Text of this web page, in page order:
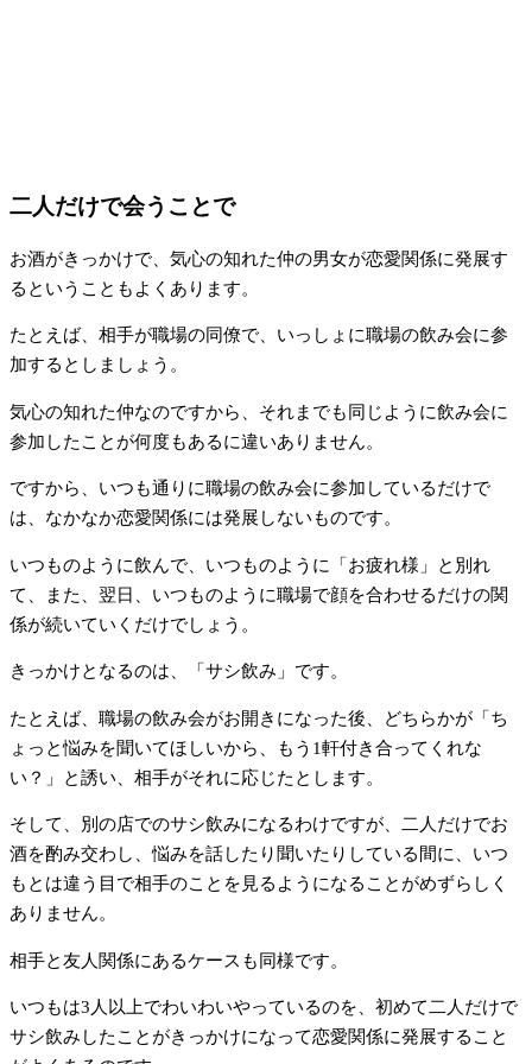
二人だけで会うことで
お酒がきっかけで、気心の知れた仲の男女が恋愛関係に発展す
るということもよくあります。
たとえば、相手が職場の同僚で、いっしょに職場の飲み会に参
加するとしましょう。
気心の知れた仲なのですから、それまでも同じように飲み会に
参加したことが何度もあるに違いありません。
ですから、いつも通りに職場の飲み会に参加しているだけで
は、なかなか恋愛関係には発展しないものです。
いつものように飲んで、いつものように「お疲れ様」と別れ
て、また、翌日、いつものように職場で顔を合わせるだけの関
係が続いていくだけでしょう。
きっかけとなるのは、「サシ飲み」です。
たとえば、職場の飲み会がお開きになった後、どちらかが「ち
ょっと悩みを聞いてほしいから、もう1軒付き合ってくれな
い？」と誘い、相手がそれに応じたとします。
そして、別の店でのサシ飲みになるわけですが、二人だけでお
酒を酌み交わし、悩みを話したり聞いたりしている間に、いつ
もとは違う目で相手のことを見るようになることがめずらしく
ありません。
相手と友人関係にあるケースも同様です。
いつもは3人以上でわいわいやっているのを、初めて二人だけで
サシ飲みしたことがきっかけになって恋愛関係に発展すること